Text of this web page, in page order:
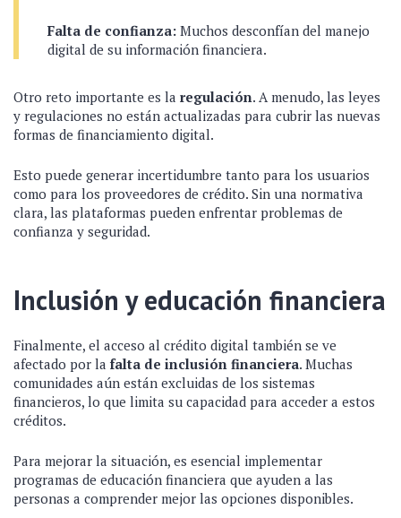
Falta de confianza: Muchos desconfían del manejo
digital de su información financiera.
Otro reto importante es la regulación. A menudo, las leyes
y regulaciones no están actualizadas para cubrir las nuevas
formas de financiamiento digital.
Esto puede generar incertidumbre tanto para los usuarios
como para los proveedores de crédito. Sin una normativa
clara, las plataformas pueden enfrentar problemas de
confianza y seguridad.
Inclusión y educación financiera
Finalmente, el acceso al crédito digital también se ve
afectado por la falta de inclusión financiera. Muchas
comunidades aún están excluidas de los sistemas
financieros, lo que limita su capacidad para acceder a estos
créditos.
Para mejorar la situación, es esencial implementar
programas de educación financiera que ayuden a las
personas a comprender mejor las opciones disponibles.